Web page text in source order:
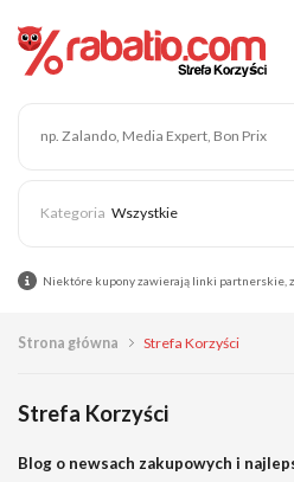
Wszystkie
Niektóre kupony zawierają linki partnerskie,
Strona główna Strefa Korzyści
Strefa Korzyści
Blog o newsach zakupowych i